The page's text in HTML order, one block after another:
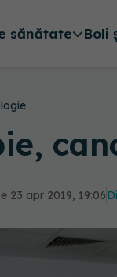
sănătate Boli
23 apr 2019, 19:06